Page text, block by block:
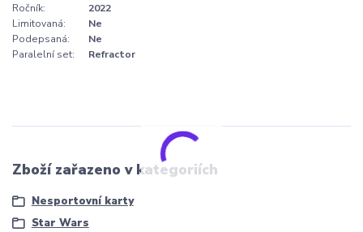
Ročník:
2022
Limitovaná:
Ne
Podepsaná:
Ne
Paralelní set:
Refractor
Zboží zařazeno v kategoriích
Nesportovní karty
Star Wars